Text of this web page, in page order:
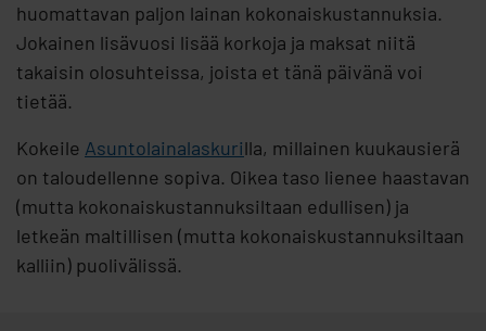
huomattavan paljon lainan kokonaiskustannuksia.
Jokainen lisävuosi lisää korkoja ja maksat niitä
takaisin olosuhteissa, joista et tänä päivänä voi
tietää.
Kokeile Asuntolainalaskurilla, millainen kuukausierä
on taloudellenne sopiva. Oikea taso lienee haastavan
(mutta kokonaiskustannuksiltaan edullisen) ja
letkeän maltillisen (mutta kokonaiskustannuksiltaan
kalliin) puolivälissä.